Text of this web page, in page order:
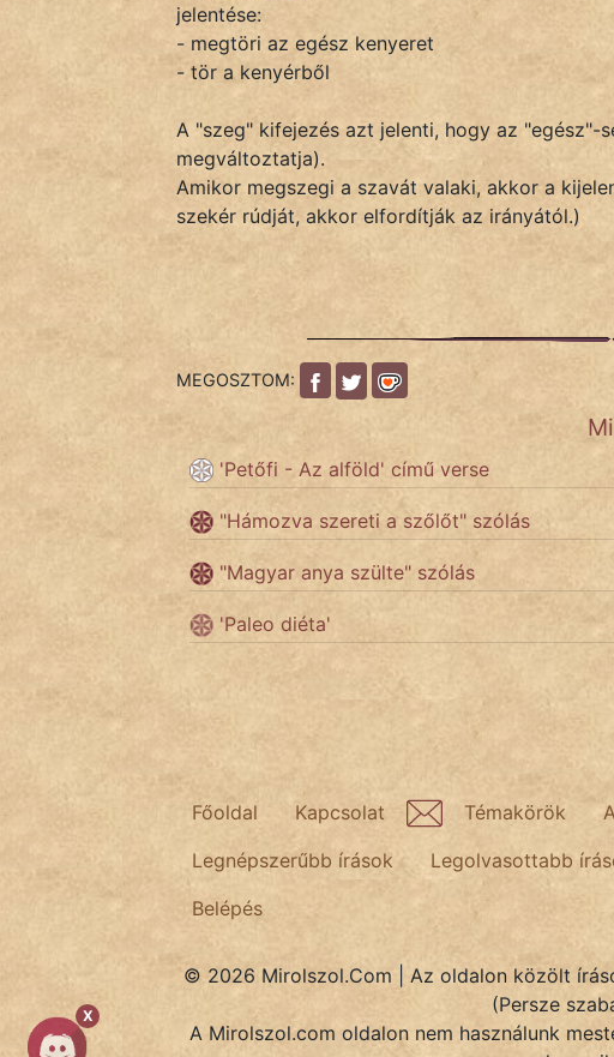
X
És
KÖZMONDÁS
Népszerű szerzőink:
nagyöreg
jelentése:
- megtöri az egész kenyeret
- tör a kenyérből
A "szeg" kifejezés azt jelenti, hogy az "egész"-
megváltoztatja).
Amikor megszegi a szavát valaki, akkor a
szekér rúdját, akkor elfordítják az irányától.)
MEGOSZTOM:
'Petőfi - Az alföld' című verse
"Hámozva szereti a szőlőt" szólás
"Magyar anya szülte" szólás
'Paleo diéta'
Főoldal Kapcsolat Témakörök
Legnépszerűbb írások
Legolvasottabb
Belépés
© 2026 Mirolszol.Com | Az oldalon közölt
(Persze
A Mirolszol.com oldalon nem használunk